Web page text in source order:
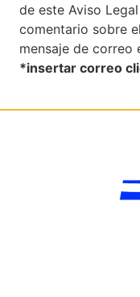
de este Aviso
comentario sobre
mensaje de correo
*insertar correo